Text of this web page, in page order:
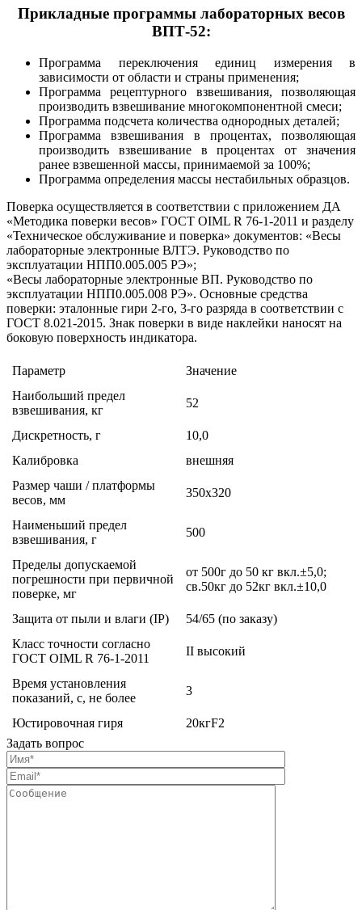
Прикладные программы лабораторных весов
ВПТ-52:
Программа переключения единиц измерения в
зависимости от области и страны применения;
Программа рецептурного взвешивания, позволяющая
производить взвешивание многокомпонентной смеси;
Программа подсчета количества однородных деталей;
Программа взвешивания в процентах, позволяющая
производить взвешивание в процентах от значения
ранее взвешенной массы, принимаемой за 100%;
Программа определения массы нестабильных образцов.
Поверка осуществляется в соответствии с приложением ДА
«Методика поверки весов» ГОСТ OIML R 76-1-2011 и разделу
«Техническое обслуживание и поверка» документов: «Весы
лабораторные электронные ВЛТЭ. Руководство по
эксплуатации НПП0.005.005 РЭ»;
«Весы лабораторные электронные ВП. Руководство по
эксплуатации НПП0.005.008 РЭ». Основные средства
поверки: эталонные гири 2-го, 3-го разряда в соответствии с
ГОСТ 8.021-2015. Знак поверки в виде наклейки наносят на
боковую поверхность индикатора.
Параметр
Значение
Наибольший предел
взвешивания, кг
52
Дискретность, г
10,0
Калибровка
внешняя
Размер чаши / платформы
весов, мм
350х320
Наименьший предел
взвешивания, г
500
Пределы допускаемой
погрешности при первичной
поверке, мг
от 500г до 50 кг вкл.±5,0;
св.50кг до 52кг вкл.±10,0
Защита от пыли и влаги (IP)
54/65 (по заказу)
Класс точности согласно
ГОСТ OIML R 76-1-2011
II высокий
Время установления
показаний, с, не более
3
Юстировочная гиря
20кгF2
Задать вопрос